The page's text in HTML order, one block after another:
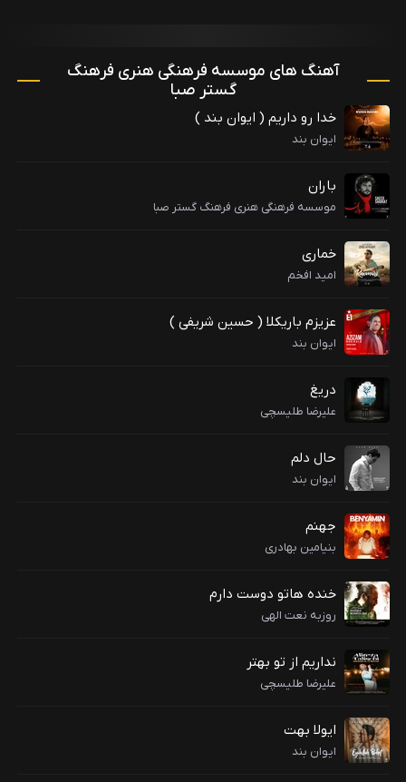
آهنگ های موسسه فرهنگی هنری فرهنگ
گستر صبا
خدا رو داریم ( ایوان بند )
ایوان بند
باران
موسسه فرهنگی هنری فرهنگ گستر صبا
خماری
امید افخم
عزیزم باریکلا ( حسین شریفی )
ایوان بند
دریغ
علیرضا طلیسچی
حال دلم
ایوان بند
جهنم
بنیامین بهادری
خنده هاتو دوست دارم
روزبه نعت الهی
نداریم از تو بهتر
علیرضا طلیسچی
ایولا بهت
ایوان بند